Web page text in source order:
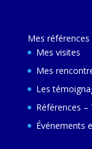
Mes références
Mes visites
Mes
Les
Références –
Événements